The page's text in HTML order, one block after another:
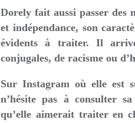
Dorely fait aussi passer des
et indépendance, son
évidents à traiter. Il
conjugales, de racisme ou
Sur Instagram où elle est
n’hésite pas à consulter
qu’elle aimerait traiter en